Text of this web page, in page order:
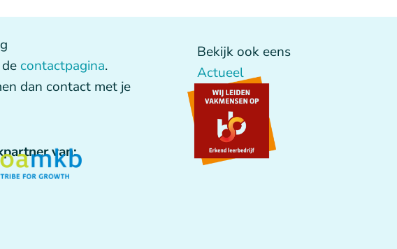
contactpagina.
dan contact met je
van:
Bekijk ook eens
Actueel